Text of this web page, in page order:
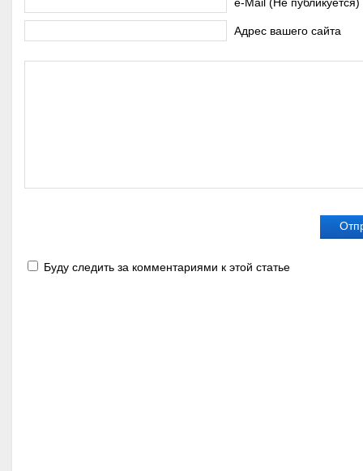
Адрес вашего сайта
Буду следить за комментариями к этой статье